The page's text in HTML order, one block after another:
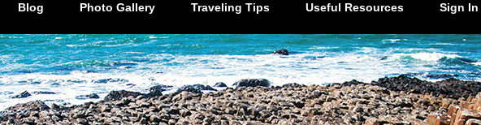
Blog Photo Gallery Traveling Tips Useful Resources Sign In